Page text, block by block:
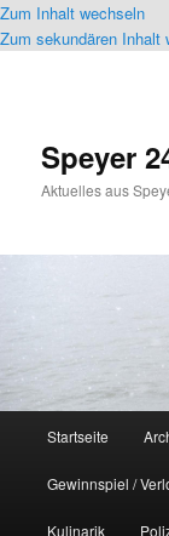
Zum Inhalt wechseln
Zum sekundären Inhalt
Speyer
Aktuelles aus
Startseite
Gewinnspiel /
Kulinarik